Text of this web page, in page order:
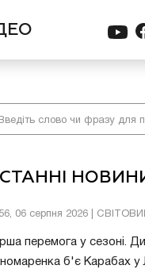
06 серпня 2026 |
перемога у сезоні.
б'є Карабах у